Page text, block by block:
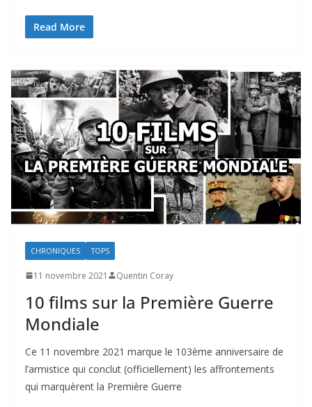
Read More
CHRONIQUES TOPS
11 novembre 2021 Quentin Coray
10 films sur la Première Guerre
Mondiale
Ce 11 novembre 2021 marque le 103ème anniversaire de
l’armistice qui conclut (officiellement) les affrontements
qui marquèrent la Première Guerre